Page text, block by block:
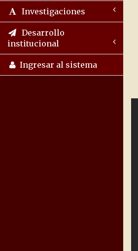
Investigaciones
Desarrollo
institucional
Ingresar al sistema